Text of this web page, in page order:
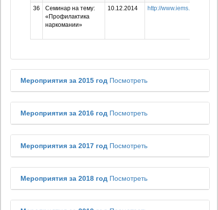
36
Семинар на тему:
«Профилактика
наркомании»
10.12.2014 http://www.iems.ru/news/
Мероприятия за 2015 год Посмотреть
Мероприятия за 2016 год Посмотреть
Мероприятия за 2017 год Посмотреть
Мероприятия за 2018 год Посмотреть